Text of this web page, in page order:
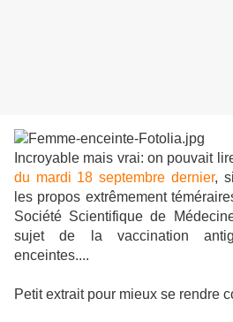
Incroyable mais vrai: on pouvait
du mardi 18 septembre dernier,
les propos extrêmement
Société Scientifique de
sujet de la vaccination
enceintes....
Petit extrait pour mieux se rendre